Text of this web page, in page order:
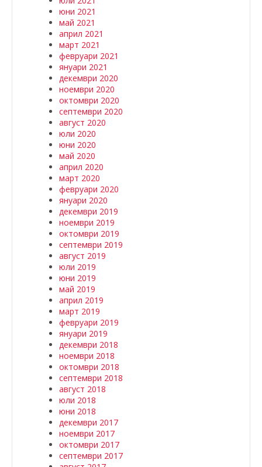
юни 2021
май 2021
април 2021
март 2021
февруари 2021
януари 2021
декември 2020
ноември 2020
октомври 2020
септември 2020
август 2020
юли 2020
юни 2020
май 2020
април 2020
март 2020
февруари 2020
януари 2020
декември 2019
ноември 2019
октомври 2019
септември 2019
август 2019
юли 2019
юни 2019
май 2019
април 2019
март 2019
февруари 2019
януари 2019
декември 2018
ноември 2018
октомври 2018
септември 2018
август 2018
юли 2018
юни 2018
декември 2017
ноември 2017
октомври 2017
септември 2017